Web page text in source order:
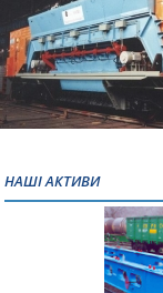
НАШІ АКТИВИ